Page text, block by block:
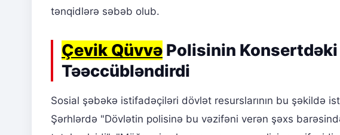
tənqidlərə səbəb olub.
Çevik Qüvvə Polisinin
Təəccübləndirdi
Sosial şəbəkə istifadəçiləri dövlət resurslarının bu şəkildə
Şərhlərdə "Dövlətin polisinə bu vəzifəni verən şəxs